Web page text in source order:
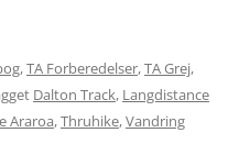
,TA Forberedelser,TA Grej,
Dalton Track, Langdistance
Araroa,Thruhike,Vandring